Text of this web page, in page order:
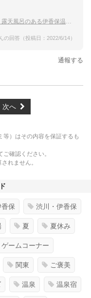
呂のある伊香保温泉の宿は？
の回答（投稿日：2022/6/14）
通報する
次へ
等）はその内容を保証するも
確認ください。
れません。
保 渋川・伊香保
夏 夏休み
ゲームコーナー
関東 ご褒美
温泉 温泉宿